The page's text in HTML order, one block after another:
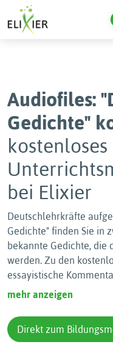
Audiofiles:
Gedichte"
kostenloses
bei Elixier
Deutschlehrkräfte
Gedichte" finden Sie in
bekannte Gedichte,
werden. Zu den
essayistische
mehr anzeigen
Direkt zum